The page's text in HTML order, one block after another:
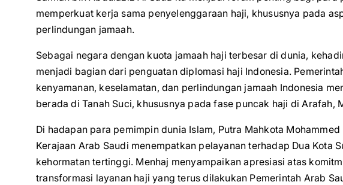
memperkuat kerja sama penyelenggaraan haji, khususnya pada
perlindungan jamaah.
Sebagai negara dengan kuota jamaah haji terbesar di dunia,
menjadi bagian dari penguatan diplomasi haji Indonesia.
kenyamanan, keselamatan, dan perlindungan jamaah Indonesia
berada di Tanah Suci, khususnya pada fase puncak haji di Arafah,
Di hadapan para pemimpin dunia Islam, Putra Mahkota
Kerajaan Arab Saudi menempatkan pelayanan terhadap Dua Kota
kehormatan tertinggi. Menhaj menyampaikan apresiasi atas
transformasi layanan haji yang terus dilakukan Pemerintah Arab